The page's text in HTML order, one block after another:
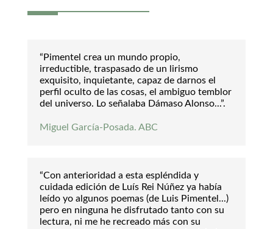
“Pimentel crea un mundo propio,
irreductible, traspasado de un lirismo
exquisito, inquietante, capaz de darnos el
perfil oculto de las cosas, el ambiguo temblor
del universo. Lo señalaba Dámaso Alonso...”.
Miguel García-Posada. ABC
“Con anterioridad a esta espléndida y
cuidada edición de Luís Rei Núñez ya había
leído yo algunos poemas (de Luis Pimentel...)
pero en ninguna he disfrutado tanto con su
lectura, ni me he recreado más con su